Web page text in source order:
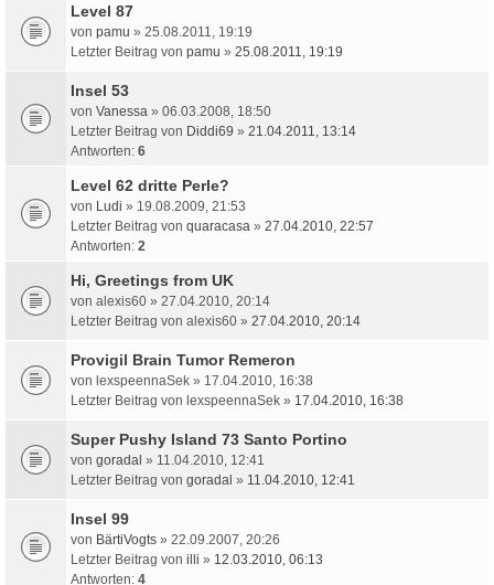
Level 87
von pamu » 25.08.2011, 19:19
Letzter Beitrag von pamu » 25.08.2011, 19:19
Insel 53
von Vanessa » 06.03.2008, 18:50
Letzter Beitrag von Diddi69 » 21.04.2011, 13:14
Antworten: 6
Level 62 dritte Perle?
von Ludi » 19.08.2009, 21:53
Letzter Beitrag von quaracasa » 27.04.2010, 22:57
Antworten: 2
Hi, Greetings from UK
von alexis60 » 27.04.2010, 20:14
Letzter Beitrag von alexis60 » 27.04.2010, 20:14
Provigil Brain Tumor Remeron
von lexspeennaSek » 17.04.2010, 16:38
Letzter Beitrag von lexspeennaSek » 17.04.2010, 16:38
Super Pushy Island 73 Santo Portino
von goradal » 11.04.2010, 12:41
Letzter Beitrag von goradal » 11.04.2010, 12:41
Insel 99
von BärtiVogts » 22.09.2007, 20:26
Letzter Beitrag von illi » 12.03.2010, 06:13
Antworten: 4